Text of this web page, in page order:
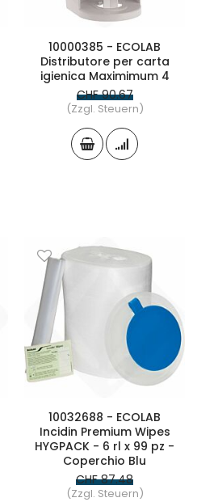
10000385 - ECOLAB
Distributore per carta
igienica Maximimum 4
CHF 90.67
(Zzgl. Steuern)
10032688 - ECOLAB
Incidin Premium Wipes
HYGPACK - 6 rl x 99 pz -
Coperchio Blu
CHF 87.48
(Zzgl. Steuern)